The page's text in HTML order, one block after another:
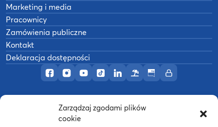
Zarządzaj zgodami plików
cookie
Profil AWF Poznań w serwisie Facebook
Profil AWF Poznań w serwisie Instagram
Profil AWF Poznań w serwisie YouTube
Profil AWF Poznań w serwisie
Profil AWF Poznań w
OśrodekBiuletynIntranet
Marketing i media
Pracownicy
Zamówienia publiczne
Kontakt
Deklaracja dostępności
Akademia Wychowania Fizycznego w